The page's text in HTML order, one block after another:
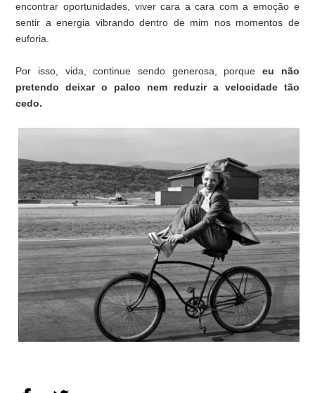
encontrar oportunidades, viver cara a cara com a emoção e
sentir a energia vibrando dentro de mim nos momentos de
euforia.
Por isso, vida, continue sendo generosa, porque eu não
pretendo deixar o palco nem reduzir a velocidade tão
cedo.